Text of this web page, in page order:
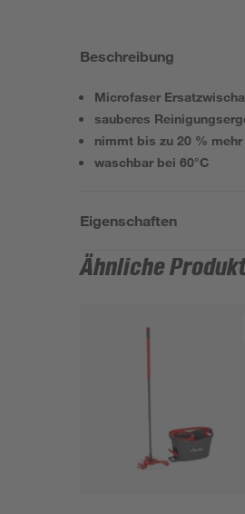
Beschreibung
Microfaser
sauberes
nimmt bis zu 20 %
waschbar bei 60°C
Eigenschaften
Ähnliche